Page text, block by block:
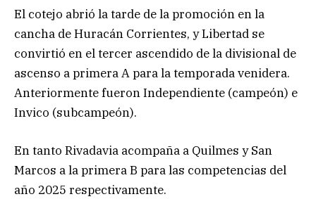
El cotejo abrió la tarde de la promoción en la
cancha de Huracán Corrientes, y Libertad se
convirtió en el tercer ascendido de la divisional de
ascenso a primera A para la temporada venidera.
Anteriormente fueron Independiente (campeón) e
Invico (subcampeón).
En tanto Rivadavia acompaña a Quilmes y San
Marcos a la primera B para las competencias del
año 2025 respectivamente.